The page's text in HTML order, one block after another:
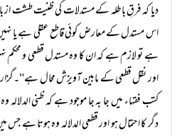
دیا کہ فرقِ باطلہ کے مستدلات کی ظنیت طشت از
اس مستدل کے معارض کوئی قاطع عقلی ہے یا
ہے تو لازم ہے کہ ان کا وہ مستدل قطعی و محکم
اور نقل قطعی کے مابین آویزش محال
کتب فقہاء میں جا بہ جا موجود ہے کہ ظنی
دگر کا احتمال ہو اور قطعی الدلالہ وہ ہوتا ہے جس